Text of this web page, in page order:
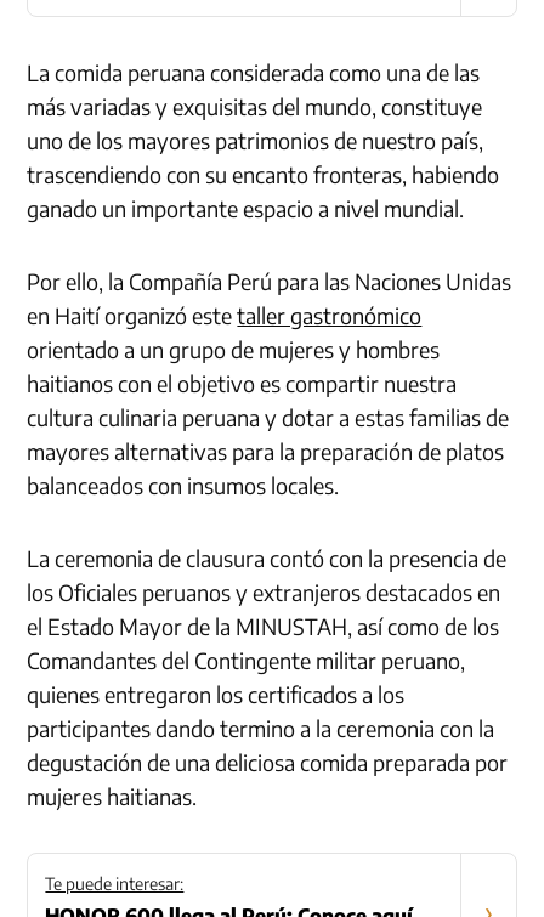
La comida peruana considerada como una de las
más variadas y exquisitas del mundo, constituye
uno de los mayores patrimonios de nuestro país,
trascendiendo con su encanto fronteras, habiendo
ganado un importante espacio a nivel mundial.
Por ello, la Compañía Perú para las Naciones Unidas
en Haití organizó estetaller gastronómico
orientado a un grupo de mujeres y hombres
haitianos con el objetivo es compartir nuestra
cultura culinaria peruana y dotar a estas familias de
mayores alternativas para la preparación de platos
balanceados con insumos locales.
La ceremonia de clausura contó con la presencia de
los Oficiales peruanos y extranjeros destacados en
el Estado Mayor de la MINUSTAH, así como de los
Comandantes del Contingente militar peruano,
quienes entregaron los certificados a los
participantes dando termino a la ceremonia con la
degustación de una deliciosa comida preparada por
mujeres haitianas.
Te puede interesar: